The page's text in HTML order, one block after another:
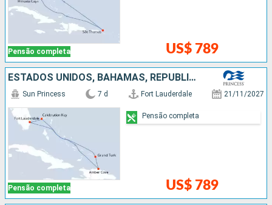
Pensão completa US$ 789
ESTADOS UNIDOS, BAHAMAS, REPUBLICA DOMINICANA
Pensão completa
Sun Princess 7 d Fort Lauderdale 21/11/2027
US$ 789
Pensão completa